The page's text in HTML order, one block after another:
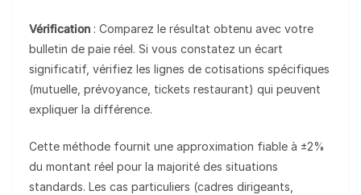
Vérification : Comparez le résultat obtenu avec votre
bulletin de paie réel. Si vous constatez un écart
significatif, vérifiez les lignes de cotisations spécifiques
(mutuelle, prévoyance, tickets restaurant) qui peuvent
expliquer la différence.
Cette méthode fournit une approximation fiable à ±2%
du montant réel pour la majorité des situations
standards. Les cas particuliers (cadres dirigeants,